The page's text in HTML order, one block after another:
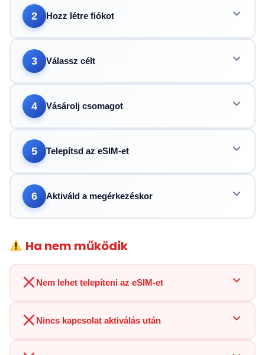
2 Hozz létre fiókot
3 Válassz célt
4 Vásárolj csomagot
5 Telepítsd az eSIM-et
6 Aktiváld a megérkezéskor
Ha nem működik
Nem lehet telepíteni az eSIM-et
Nincs kapcsolat aktiválás után